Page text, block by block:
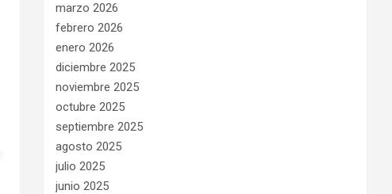
marzo 2026
febrero 2026
enero 2026
diciembre 2025
noviembre 2025
octubre 2025
septiembre 2025
agosto 2025
julio 2025
junio 2025